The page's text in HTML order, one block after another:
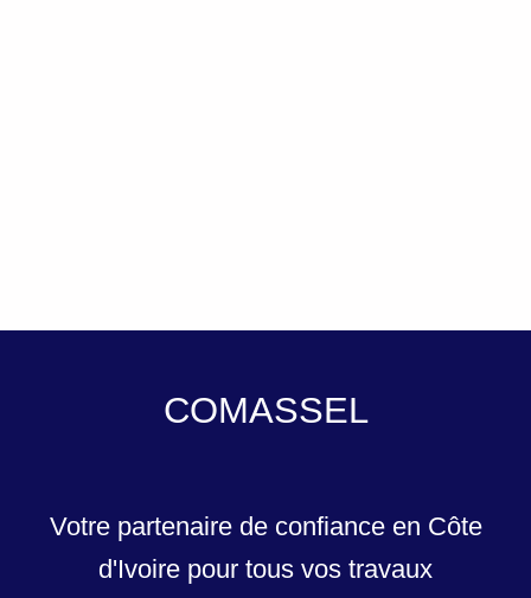
COMASSEL
Votre partenaire de confiance en Côte
d'Ivoire pour tous vos travaux